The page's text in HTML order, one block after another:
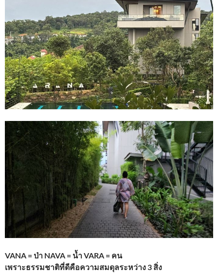
VANA = ป่า NAVA = น้ำ VARA = คน
เพราะธรรมชาติที่ดีคือความสมดุลระหว่าง 3 สิ่ง